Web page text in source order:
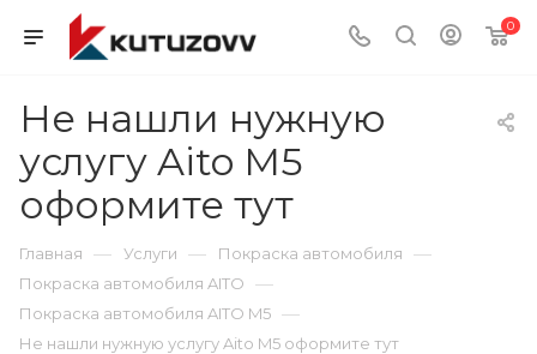
0
Не нашли нужную
услугу Aito M5
оформите тут
Главная — Услуги — Покраска автомобиля —
Покраска автомобиля AITO —
Покраска автомобиля AITO M5 —
Не нашли нужную услугу Aito M5 оформите тут